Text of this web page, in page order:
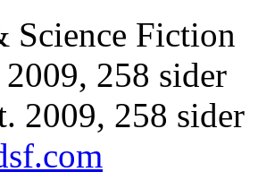
Science Fiction
258 sider
2009, 258 sider